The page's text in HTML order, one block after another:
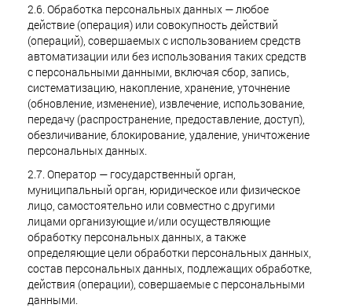
2.6. Обработка персональных данных — любое
действие (операция) или совокупность действий
(операций), совершаемых с использованием средств
автоматизации или без использования таких средств
с персональными данными, включая сбор, запись,
систематизацию, накопление, хранение, уточнение
(обновление, изменение), извлечение, использование,
передачу (распространение, предоставление, доступ),
обезличивание, блокирование, удаление, уничтожение
персональных данных.
2.7. Оператор — государственный орган,
муниципальный орган, юридическое или физическое
лицо, самостоятельно или совместно с другими
лицами организующие и/или осуществляющие
обработку персональных данных, а также
определяющие цели обработки персональных данных,
состав персональных данных, подлежащих обработке,
действия (операции), совершаемые с персональными
данными.